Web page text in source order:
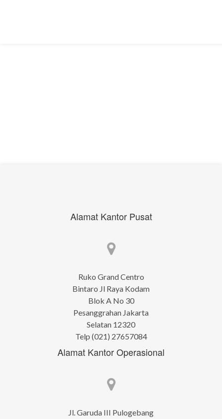
Alamat Kantor Pusat
Ruko Grand Centro
Bintaro Jl Raya Kodam
Blok A No 30
Pesanggrahan Jakarta
Selatan 12320
Telp (021) 27657084
Alamat Kantor Operasional
Jl. Garuda III Pulogebang